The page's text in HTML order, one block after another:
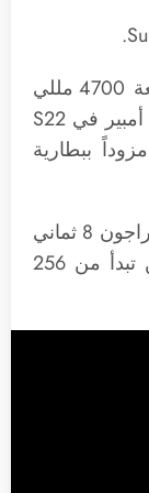
◉ هاتف S23 بلس مزود ببطارية سعة 4700 مللي
أمبير مقارنةً ببطارية سعة 4500 مللي أمبير في S22
بلس للعام الماضي، بينما هاتف S23 مزوداً ببطارية
◉ كلا الهاتفين مزودان بمعالج سناب دراجون 8 ثماني
النواة من الجيل الثاني، بسعات تخزين تبدأ من 256